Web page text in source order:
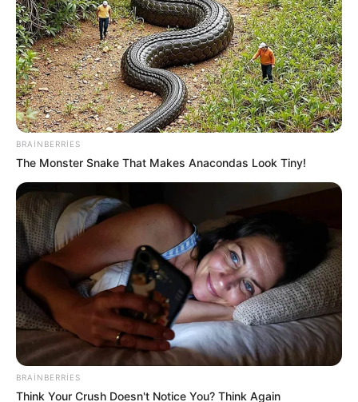
11:25 / 06 Avqust 2026 CƏMİYYƏT
DSMF açıqlama yaydı
66 0 0
11:11 / 06 Avqust 2026 CƏMİYYƏT
"Qaçqınkom" aylıq müavinətlə bağlı
RƏSMİ AÇIQLAMA YAYDI
BRAINBERRIES
The Monster Snake That Makes Anacondas Look Tiny!
BRAINBERRIES
Think Your Crush Doesn't Notice You? Think Again